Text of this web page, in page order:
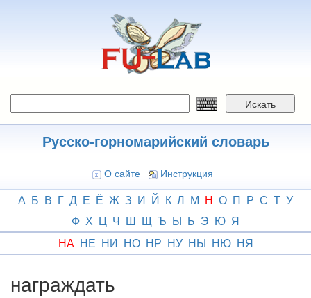
Искать
Русско-горномарийский словарь
О сайте Инструкция
А Б В Г Д Е Ё Ж З И Й К Л М Н О П Р С Т У
Ф Х Ц Ч Ш Щ Ъ Ы Ь Э Ю Я
НА НЕ НИ НО НР НУ НЫ НЮ НЯ
награждать